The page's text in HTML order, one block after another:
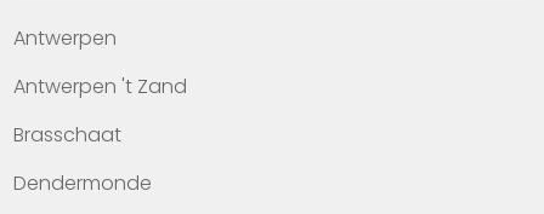
Kennis van wonen
Kantoren
Veelgestelde vragen
Werken bij Heylen Vastgoed
Antwerpen
Antwerpen 't Zand
Brasschaat
Dendermonde